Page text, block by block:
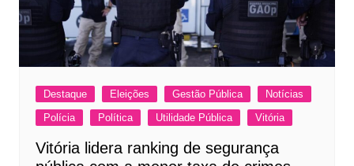
Destaque Eleições Gestão Pública
Notícias
Polícia
Política Utilidade Pública Vitória
Vitória lidera ranking de segurança